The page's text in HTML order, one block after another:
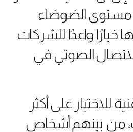
مستوى الضوضاء
خيارًا واعدًا للشركات
الصوتي في
للاختبار على أكثر
من بينهم أشخاص